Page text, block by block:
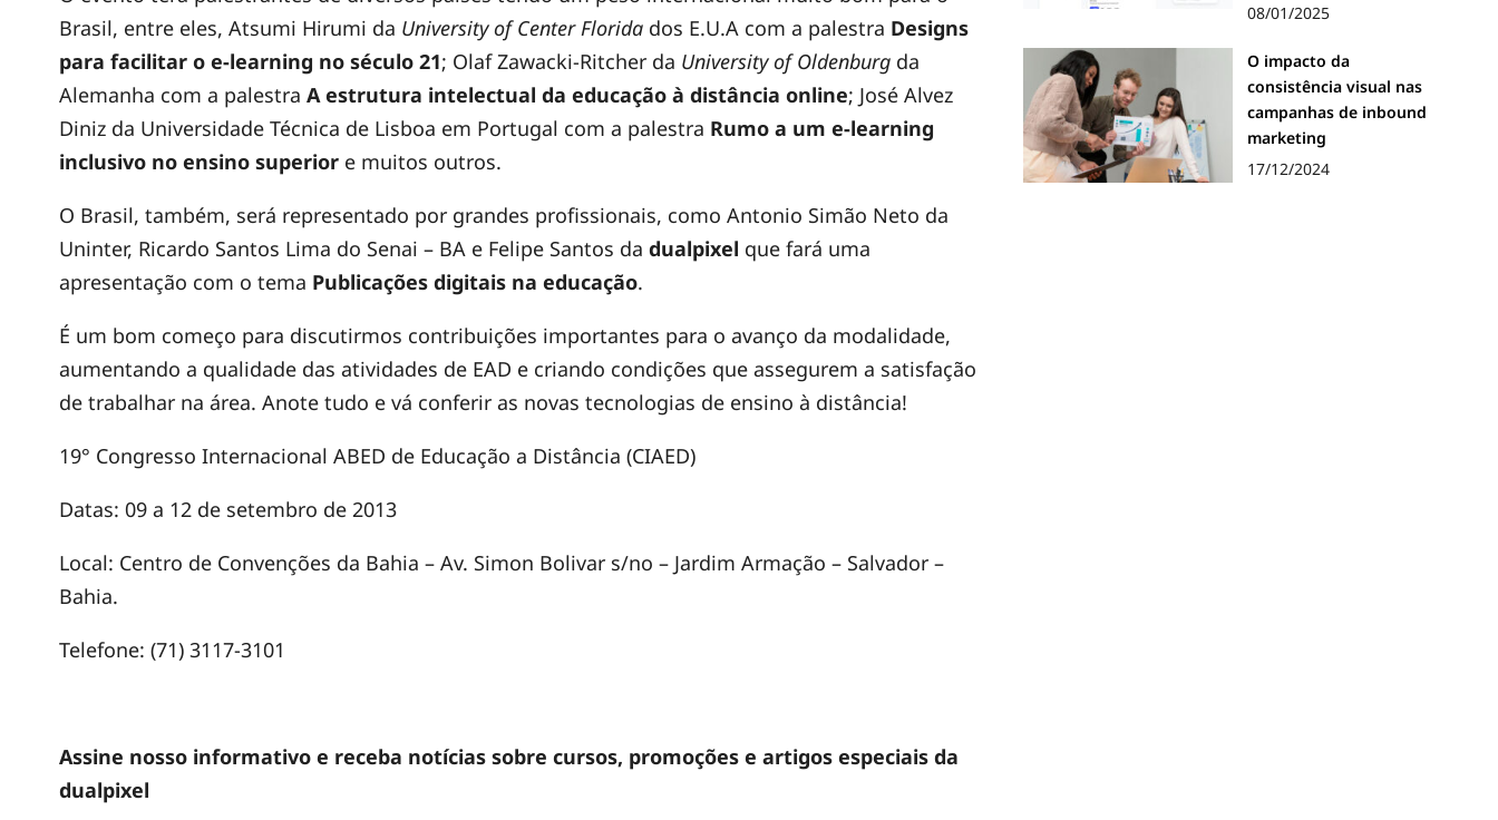
Brasil, entre eles, Atsumi Hirumi da University of Center Floridados E.U.A com a palestra Designs
para facilitar o e-learning no século 21; Olaf Zawacki-Ritcher da University of Oldenburgda
Alemanha com a palestra A estrutura intelectual da educação à distância online; José Alvez
Diniz da Universidade Técnica de Lisboa em Portugal com a palestra Rumo a um e-learning
inclusivo no ensino superiore muitos outros.
O Brasil, também, será representado por grandes profissionais, como Antonio Simão Neto da
Uninter, Ricardo Santos Lima do Senai – BA e Felipe Santos da dualpixel que fará uma
apresentação com o tema Publicações digitais na educação.
É um bom começo para discutirmos contribuições importantes para o avanço da modalidade,
aumentando a qualidade das atividades de EAD e criando condições que assegurem a satisfação
de trabalhar na área. Anote tudo e vá conferir as novas tecnologias de ensino à distância!
19° Congresso Internacional ABED de Educação a Distância (CIAED)
Datas: 09 a 12 de setembro de 2013
Local: Centro de Convenções da Bahia – Av. Simon Bolivar s/no – Jardim Armação – Salvador –
Bahia.
Telefone: (71) 3117-3101
Assine nosso informativo e receba notícias sobre cursos, promoções e artigos especiais da
dualpixel
08/01/2025
O impacto da
consistência visual nas
campanhas de inbound
marketing
17/12/2024